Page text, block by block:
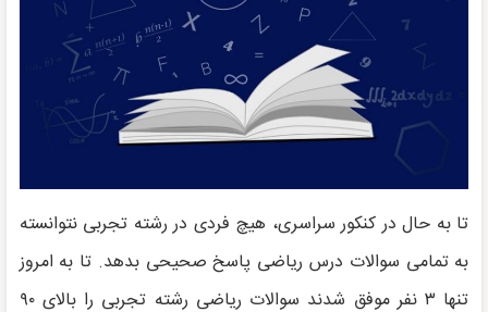
تا به حال در کنکور سراسری، هیچ فردی در رشته تجربی نتوانسته
به تمامی سوالات درس ریاضی پاسخ صحیحی بدهد. تا به امروز
تنها ۳ نفر موفق شدند سوالات ریاضی رشته تجربی را بالای ۹۰